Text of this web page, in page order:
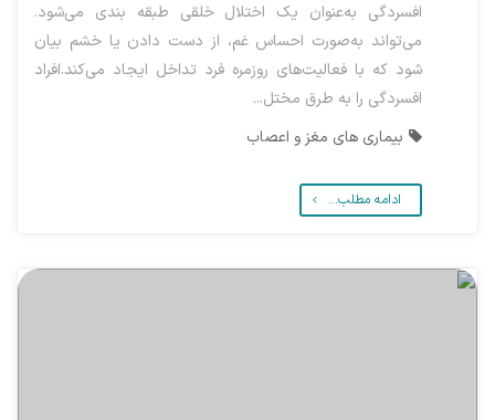
افسردگی به‌عنوان یک اختلال خلقی طبقه بندی می‌شود.
می‌تواند به‌صورت احساس غم، از دست دادن یا خشم بیان
شود که با فعالیت‌های روزمره فرد تداخل ایجاد می‌کند.افراد
افسردگی را به طرق مختل...
بیماری های مغز و اعصاب
ادامه مطلب...